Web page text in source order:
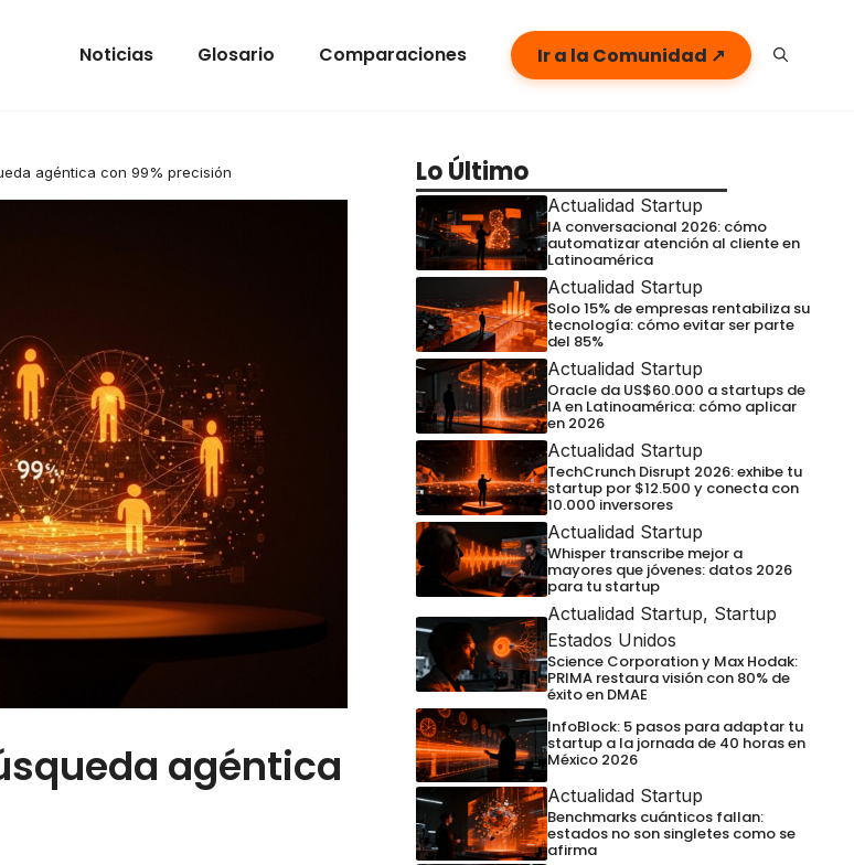
Noticias Glosario Comparaciones Ir a la Comunidad ↗
agéntica con 99% precisión
agéntica
Lo Último
Actualidad Startup
IA conversacional 2026: cómo
automatizar atención al cliente en
Latinoamérica
Actualidad Startup
Solo 15% de empresas rentabiliza su
tecnología: cómo evitar ser parte
del 85%
Actualidad Startup
Oracle da US$60.000 a startups de
IA en Latinoamérica: cómo aplicar
en 2026
Actualidad Startup
TechCrunch Disrupt 2026: exhibe tu
startup por $12.500 y conecta con
10.000 inversores
Actualidad Startup
Whisper transcribe mejor a
mayores que jóvenes: datos 2026
para tu startup
Actualidad Startup, Startup
Estados Unidos
Science Corporation y Max Hodak:
PRIMA restaura visión con 80% de
éxito en DMAE
InfoBlock: 5 pasos para adaptar tu
startup a la jornada de 40 horas en
México 2026
Actualidad Startup
Benchmarks cuánticos fallan:
estados no son singletes como se
afirma